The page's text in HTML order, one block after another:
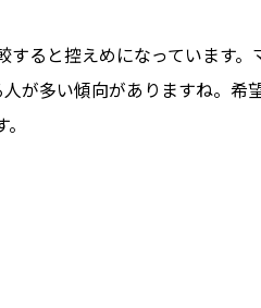
ると控えめになっています
が多い傾向がありますね。希